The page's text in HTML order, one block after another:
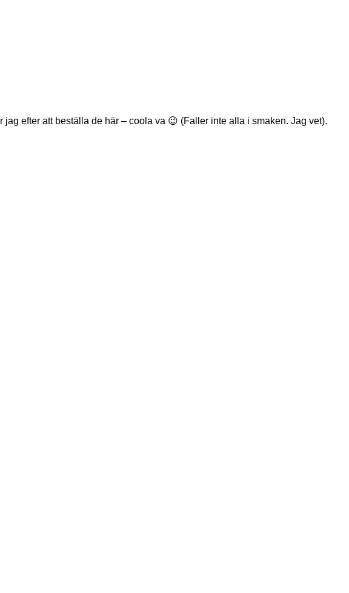
efter att beställa de här – coola va 😉 (Faller inte alla i smaken. Jag vet).